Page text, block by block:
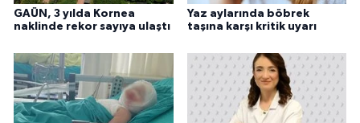
GAÜN, 3 yılda Kornea
naklinde rekor sayıya ulaştı
Yaz aylarında böbrek
taşına karşı kritik uyarı